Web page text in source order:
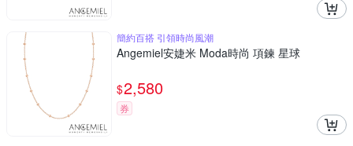
簡約百搭 引領時尚風潮
Angemiel安婕米 Moda時尚 項鍊 星球
$2,580
券